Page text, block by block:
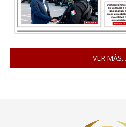
VER MÁS...